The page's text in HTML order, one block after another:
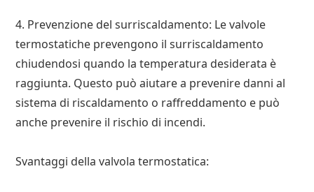
4. Prevenzione del surriscaldamento: Le valvole
termostatiche prevengono il surriscaldamento
chiudendosi quando la temperatura desiderata è
raggiunta. Questo può aiutare a prevenire danni al
sistema di riscaldamento o raffreddamento e può
anche prevenire il rischio di incendi.
Svantaggi della valvola termostatica: